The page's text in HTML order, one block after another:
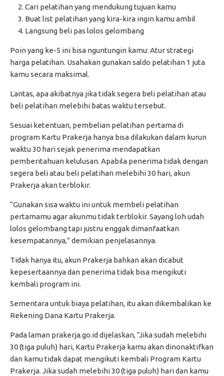
Cari pelatihan yang mendukung tujuan kamu
Buat list pelatihan yang kira-kira ingin kamu ambil
Langsung beli pas lolos gelombang
Poin yang ke-5 ini bisa nguntungin kamu: Atur strategi
harga pelatihan. Usahakan gunakan saldo pelatihan 1 juta
kamu secara maksimal.
Lantas, apa akibatnya jika tidak segera beli pelatihan atau
beli pelatihan melebihi batas waktu tersebut.
Sesuai ketentuan, pembelian pelatihan pertama di
program Kartu Prakerja hanya bisa dilakukan dalam kurun
waktu 30 hari sejak penerima mendapatkan
pemberitahuan kelulusan. Apabila penerima tidak dengan
segera beli atau beli pelatihan melebihi 30 hari, akun
Prakerja akan terblokir.
“Gunakan sisa waktu ini untuk membeli pelatihan
pertamamu agar akunmu tidak terblokir. Sayang loh udah
lolos gelombang tapi justru enggak dimanfaatkan
kesempatannya,” demikian penjelasannya.
Tidak hanya itu, akun Prakerja bahkan akan dicabut
kepesertaannya dan penerima tidak bisa mengikuti
kembali program ini.
Sementara untuk biaya pelatihan, itu akan dikembalikan ke
Rekening Dana Kartu Prakerja.
Pada laman prakerja.go.id dijelaskan, “Jika sudah melebihi
30 (tiga puluh) hari, Kartu Prakerja kamu akan dinonaktifkan
dan kamu tidak dapat mengikuti kembali Program Kartu
Prakerja. Jika sudah melebihi 30 (tiga puluh) hari dan kamu